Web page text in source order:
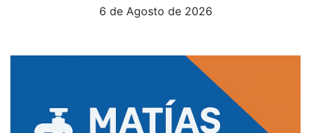
6 de Agosto de 2026